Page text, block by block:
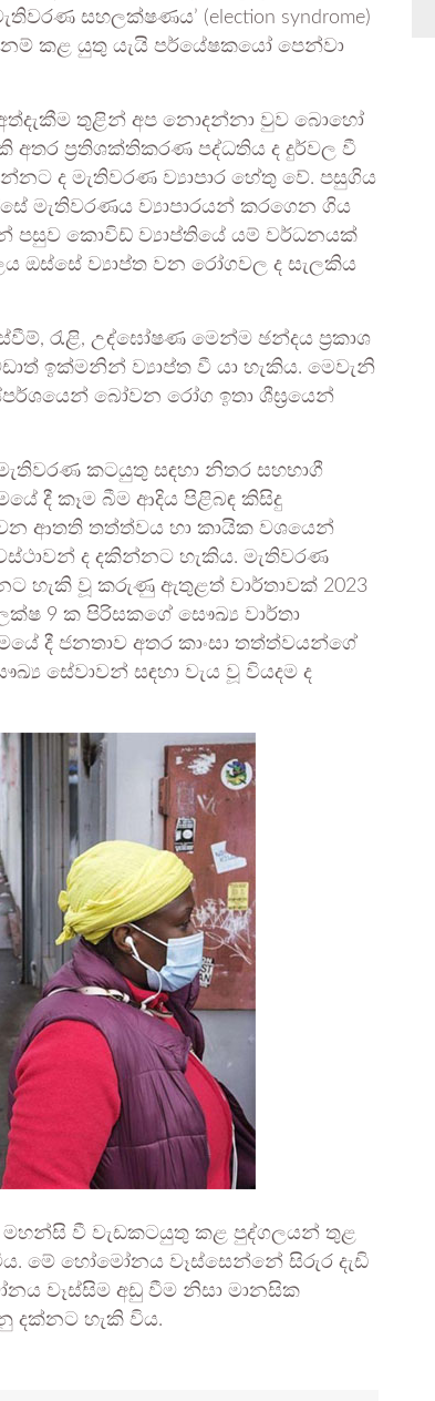
සහලක්ෂණය’ (election syndrome)
නම් කළ යුතු යැයි පර්යේෂකයෝ පෙන්වා
අත්දැකීම තුළින් අප නොදන්නා වුව බොහෝ
ප්‍රතිශක්තිකරණ පද්ධතිය ද දුර්වල වී
ද මැතිවරණ ව්‍යාපාර හේතු වේ. පසුගිය
මැතිවරණය ව්‍යාපාරයන් කරගෙන ගිය
පසුව කොවිඩ් ව්‍යාප්තියේ යම් වර්ධනයක්
ඔස්සේ ව්‍යාප්ත වන රෝගවල ද සැලකිය
රැළි, උද්ඝෝෂණ මෙන්ම ඡන්දය ප්‍රකාශ
ඉක්මනින් ව්‍යාප්ත වී යා හැකිය. මෙවැනි
බෝවන රෝග ඉතා ශීඝ්‍රයෙන්
කටයුතු සඳහා නිතර සහභාගී
දී කෑම බීම ආදිය පිළිබඳ කිසිදු
ආතති තත්ත්වය හා කායික වශයෙන්
ද දකින්නට හැකිය. මැතිවරණ
හැකි වූ කරුණු ඇතුළත් වාර්තාවක් 2023
9 ක පිරිසකගේ සෞඛ්‍ය වාර්තා
දී ජනතාව අතර කාංසා තත්ත්වයන්ගේ
සේවාවන් සඳහා වැය වූ වියදම ද
මහන්සි වී වැඩකටයුතු කළ පුද්ගලයන් තුළ
මේ හෝමෝනය වෑස්සෙන්නේ සිරුර දැඩි
වෑස්සිම අඩු වීම නිසා මානසික
දක්නට හැකි විය.